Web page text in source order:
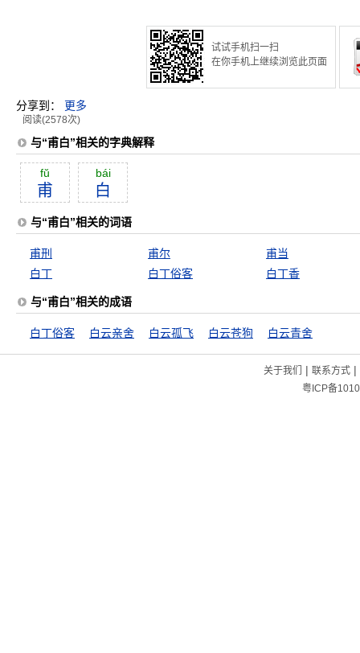
试试手机扫一扫
在你手机上继续浏览此页面
分享到： 更多
阅读(2578次)
与“甫白”相关的字典解释
fŭ
甫
bái
白
与“甫白”相关的词语
甫刑 甫尔
甫当
白丁
白丁俗客 白丁香
与“甫白”相关的成语
白丁俗客 白云亲舍 白云孤飞 白云苍狗 白云青舍
关于我们 | 联系方式|
粤ICP备